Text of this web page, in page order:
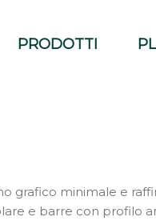
PRODOTTI
grafico minimale e
e barre con profilo